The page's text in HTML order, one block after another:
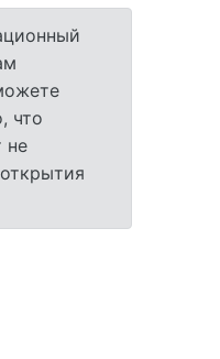
что
не